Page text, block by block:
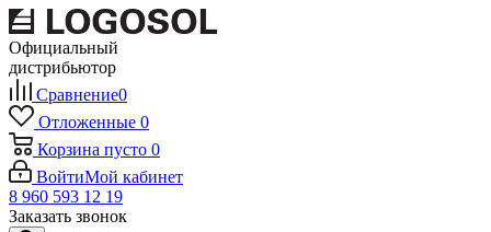
Официальный
дистрибьютор
Сравнение0
Отложенные 0
Корзина пусто 0
ВойтиМой кабинет
8 960 593 12 19
Заказать звонок